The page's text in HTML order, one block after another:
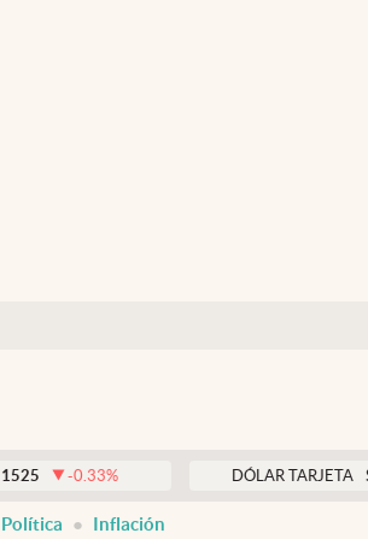
-0.33 % DÓLAR TARJETA $ 1976
Inflación